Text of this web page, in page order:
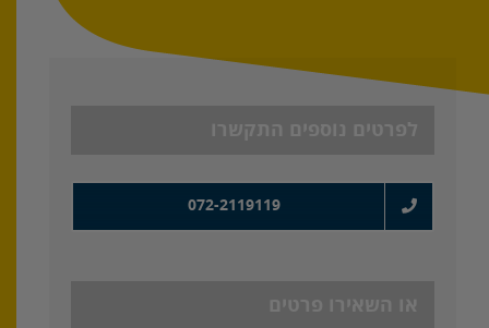
072-2119119